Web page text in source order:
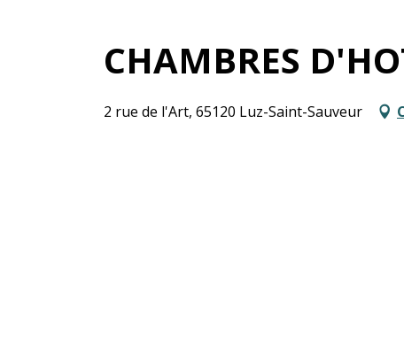
CHAMBRES
2 rue de l'Art, 65120 Luz-Saint-Sauveur